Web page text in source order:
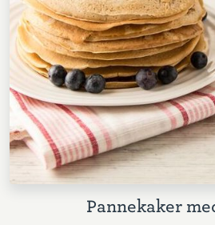
Pannekaker